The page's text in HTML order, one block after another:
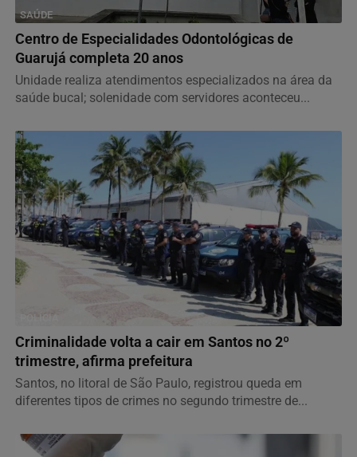
SAÚDE
Centro de Especialidades Odontológicas de
Guarujá completa 20 anos
Unidade realiza atendimentos especializados na área da
saúde bucal; solenidade com servidores aconteceu...
POLÍCIA
Criminalidade volta a cair em Santos no 2º
trimestre, afirma prefeitura
Santos, no litoral de São Paulo, registrou queda em
diferentes tipos de crimes no segundo trimestre de...